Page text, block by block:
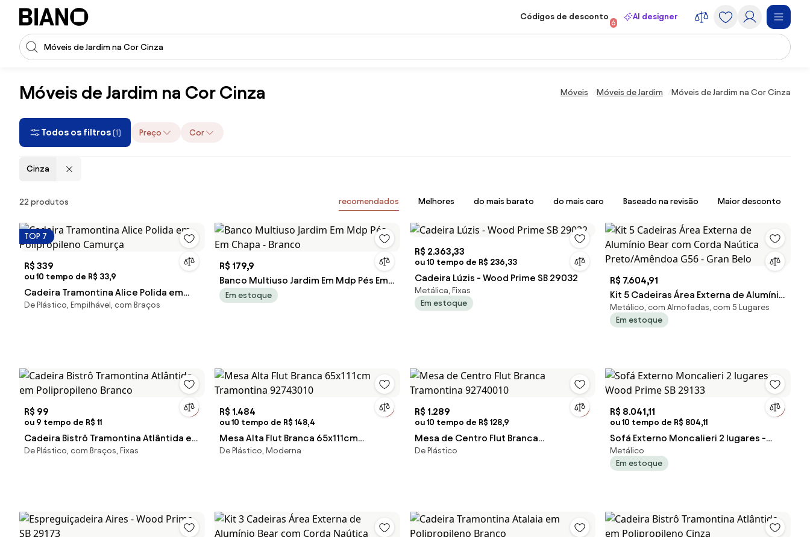
Saltar para o conteúdo
Entrada de pesquisa
Códigos de desconto
6
AI designer
Móveis de Jardim na Cor Cinza Móveis Móveis de Jardim Móveis de Jardim na Cor Cinza
Todos os filtros (1) Preço Cor
Cinza
Produtos
22 produtos recomendados Melhores do mais barato do mais caro Baseado na revisão Maior desconto
TOP 7
R$ 339
ou 10 tempo de R$ 33,9
Cadeira Tramontina Alice Polida em
Polipropileno Camurça
De Plástico, Empilhável, com Braços
R$ 179,9
Banco Multiuso Jardim Em Mdp Pés Em
Chapa - Branco
Em estoque
R$ 2.363,33
ou 10 tempo de R$ 236,33
Cadeira Lúzis - Wood Prime SB 29032
Metálica, Fixas
Em estoque
R$ 7.604,91
Kit 5 Cadeiras Área Externa de Alumínio
Bear com Corda Naútica
Preto/Amêndoa G56 - Gran Belo
Metálico, com Almofadas, com 5 Lugares
Em estoque
R$ 99
ou 9 tempo de R$ 11
Cadeira Bistrô Tramontina Atlântida em
Polipropileno Branco
De Plástico, com Braços, Fixas
R$ 1.484
ou 10 tempo de R$ 148,4
Mesa Alta Flut Branca 65x111cm
Tramontina 92743010
De Plástico, Moderna
R$ 1.289
ou 10 tempo de R$ 128,9
Mesa de Centro Flut Branca
Tramontina 92740010
De Plástico
R$ 8.041,11
ou 10 tempo de R$ 804,11
Sofá Externo Moncalieri 2 lugares -
Wood Prime SB 29133
Metálico
Em estoque